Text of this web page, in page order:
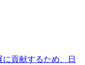
貢献するため、日